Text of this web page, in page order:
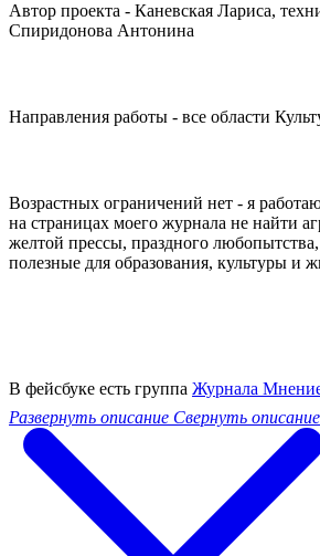
Автор проекта - Каневская Лариса,
Спиридонова Антонина
Направления работы - все области
Возрастных ограничений нет - я
на страницах моего журнала не найти
желтой прессы, праздного
полезные для образования, культуры и
В фейсбуке есть группа Журнала
Развернуть описание Свернуть описание